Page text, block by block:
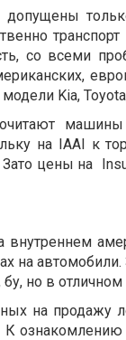
со всеми
Kia,
на IAAI к
цены на
на
но в отличном
на продажу
ознакомлению